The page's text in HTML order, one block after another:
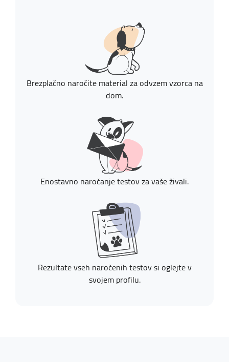
Brezplačno naročite material za odvzem vzorca na
dom.
Enostavno naročanje testov za vaše živali.
Rezultate vseh naročenih testov si oglejte v
svojem profilu.